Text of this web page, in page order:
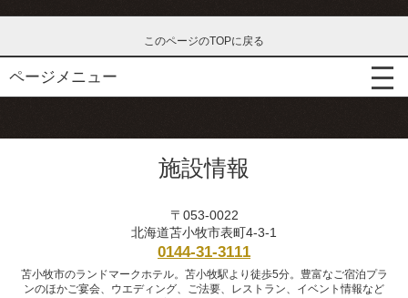
このページのTOPに戻る
ページメニュー
施設情報
〒053-0022
北海道苫小牧市表町4-3-1
0144-31-3111
苫小牧市のランドマークホテル。苫小牧駅より徒歩5分。豊富なご宿泊プラ
ンのほかご宴会、ウエディング、ご法要、レストラン、イベント情報など